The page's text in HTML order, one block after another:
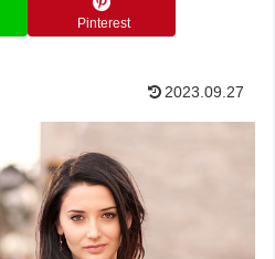
Pinterest
2023.09.27